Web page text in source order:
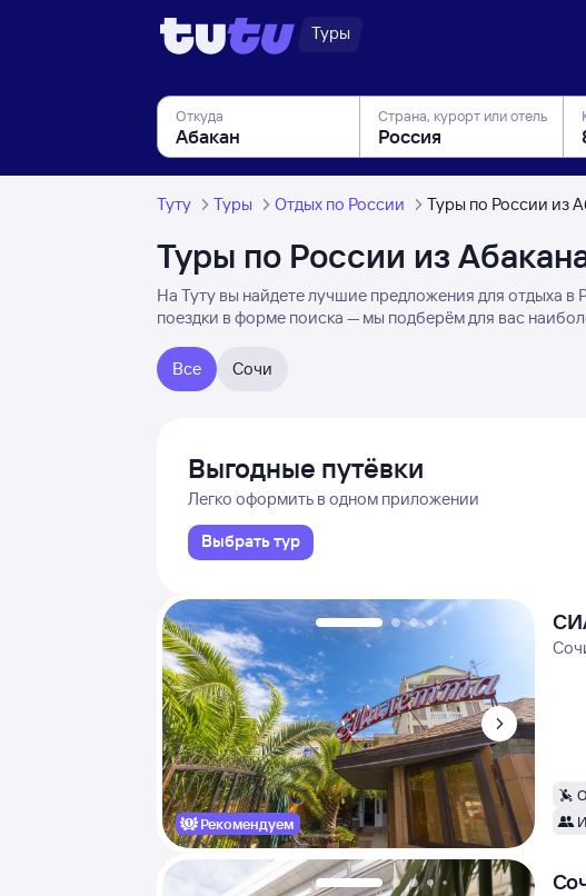
Туры
Откуда Страна, курорт или отель
Туту Туры Отдых по России Туры по России из
Туры по России из
На Туту вы найдете лучшие предложения для отдыха
поездки в форме поиска — мы подберём для вас
Все Сочи
Выгодные путёвки
Легко оформить в одном приложении
Выбрать тур
Рекомендуем